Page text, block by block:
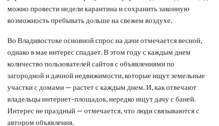
можно провести недели карантина и сохранить законную
возможность пребывать дольше на свежем воздухе.
Во Владивостоке основной спрос на дачи отмечается весной,
однако в мае интерес спадает. В этом году с каждым днем
количество пользователей сайтов с объявлениями по
загородной и дачной недвижимости, которые ищут земельные
участки с домами — растет с каждым днем. И, как отвечают
владельцы интернет-площадок, нередко ищут дачу с баней.
Интерес не праздный — отмечается, что люди связываются с
автором объявления.